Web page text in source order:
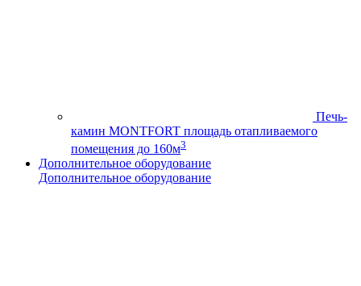
Печь-
камин MONTFORT площадь отапливаемого
помещения до 160м3
Дополнительное оборудование
Дополнительное оборудование